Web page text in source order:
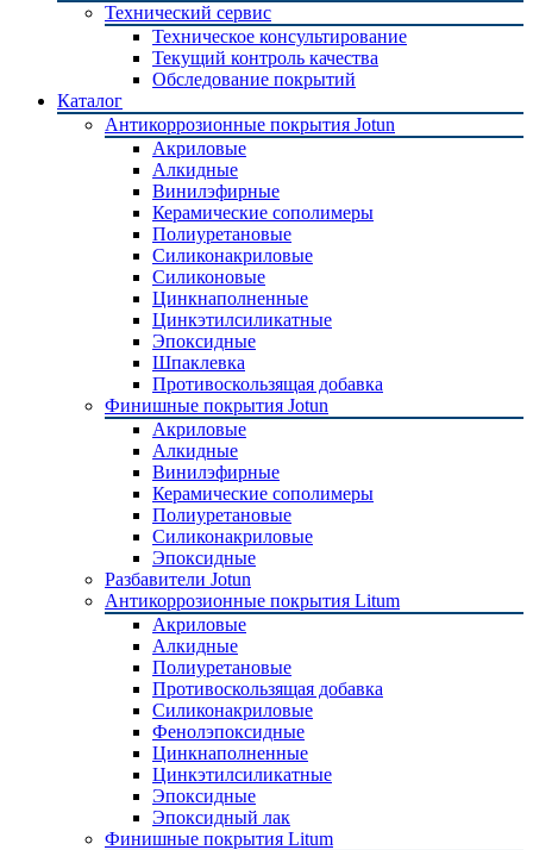
Технический сервис
Техническое консультирование
Текущий контроль качества
Обследование покрытий
Каталог
Антикоррозионные покрытия Jotun
Акриловые
Алкидные
Винилэфирные
Керамические сополимеры
Полиуретановые
Силиконакриловые
Силиконовые
Цинкнаполненные
Цинкэтилсиликатные
Эпоксидные
Шпаклевка
Противоскользящая добавка
Финишные покрытия Jotun
Акриловые
Алкидные
Винилэфирные
Керамические сополимеры
Полиуретановые
Силиконакриловые
Эпоксидные
Разбавители Jotun
Антикоррозионные покрытия Litum
Акриловые
Алкидные
Полиуретановые
Противоскользящая добавка
Силиконакриловые
Фенолэпоксидные
Цинкнаполненные
Цинкэтилсиликатные
Эпоксидные
Эпоксидный лак
Финишные покрытия Litum